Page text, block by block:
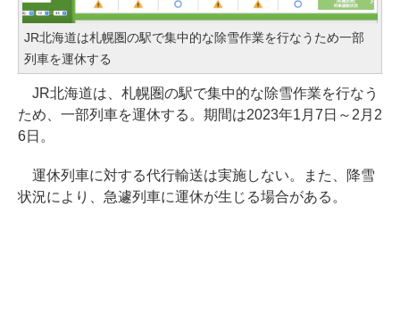
JR北海道は札幌圏の駅で集中的な除雪作業を行なうため一部
列車を運休する
JR北海道は、札幌圏の駅で集中的な除雪作業を行なう
ため、一部列車を運休する。期間は2023年1月7日～2月2
6日。
運休列車に対する代行輸送は実施しない。また、降雪
状況により、急遽列車に運休が生じる場合がある。